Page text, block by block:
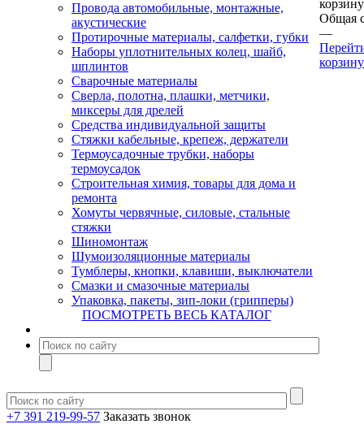
Провода автомобильные, монтажные,
акустические
Протирочные материалы, салфетки, губки
Наборы уплотнительных колец, шайб,
шплинтов
Сварочные материалы
Сверла, полотна, плашки, метчики,
миксеры для дрелей
Средства индивидуальной защиты
Стяжки кабельные, крепеж, держатели
Термоусадочные трубки, наборы
термоусадок
Строительная химия, товары для дома и
ремонта
Хомуты червячные, силовые, стальные
стяжки
Шиномонтаж
Шумоизоляционные материалы
Тумблеры, кнопки, клавиши, выключатели
Смазки и смазочные материалы
Упаковка, пакеты, зип-локи (грипперы)
ПОСМОТРЕТЬ ВЕСЬ КАТАЛОГ
+7 391 219-99-57 Заказать звонок
Общая
—
корзину